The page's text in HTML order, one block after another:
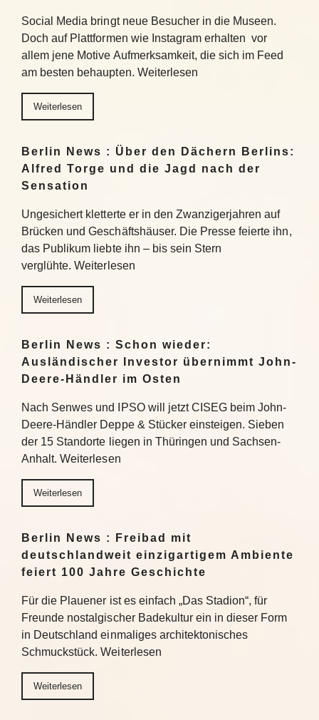
Social Media bringt neue Besucher in die Museen.
Doch auf Plattformen wie Instagram erhalten vor
allem jene Motive Aufmerksamkeit, die sich im Feed
am besten behaupten. Weiterlesen
Weiterlesen
Berlin News : Über den Dächern Berlins:
Alfred Torge und die Jagd nach der
Sensation
Ungesichert kletterte er in den Zwanzigerjahren auf
Brücken und Geschäftshäuser. Die Presse feierte ihn,
das Publikum liebte ihn – bis sein Stern
verglühte. Weiterlesen
Weiterlesen
Berlin News : Schon wieder:
Ausländischer Investor übernimmt John-
Deere-Händler im Osten
Nach Senwes und IPSO will jetzt CISEG beim John-
Deere-Händler Deppe & Stücker einsteigen. Sieben
der 15 Standorte liegen in Thüringen und Sachsen-
Anhalt. Weiterlesen
Weiterlesen
Berlin News : Freibad mit
deutschlandweit einzigartigem Ambiente
feiert 100 Jahre Geschichte
Für die Plauener ist es einfach „Das Stadion“, für
Freunde nostalgischer Badekultur ein in dieser Form
in Deutschland einmaliges architektonisches
Schmuckstück. Weiterlesen
Weiterlesen